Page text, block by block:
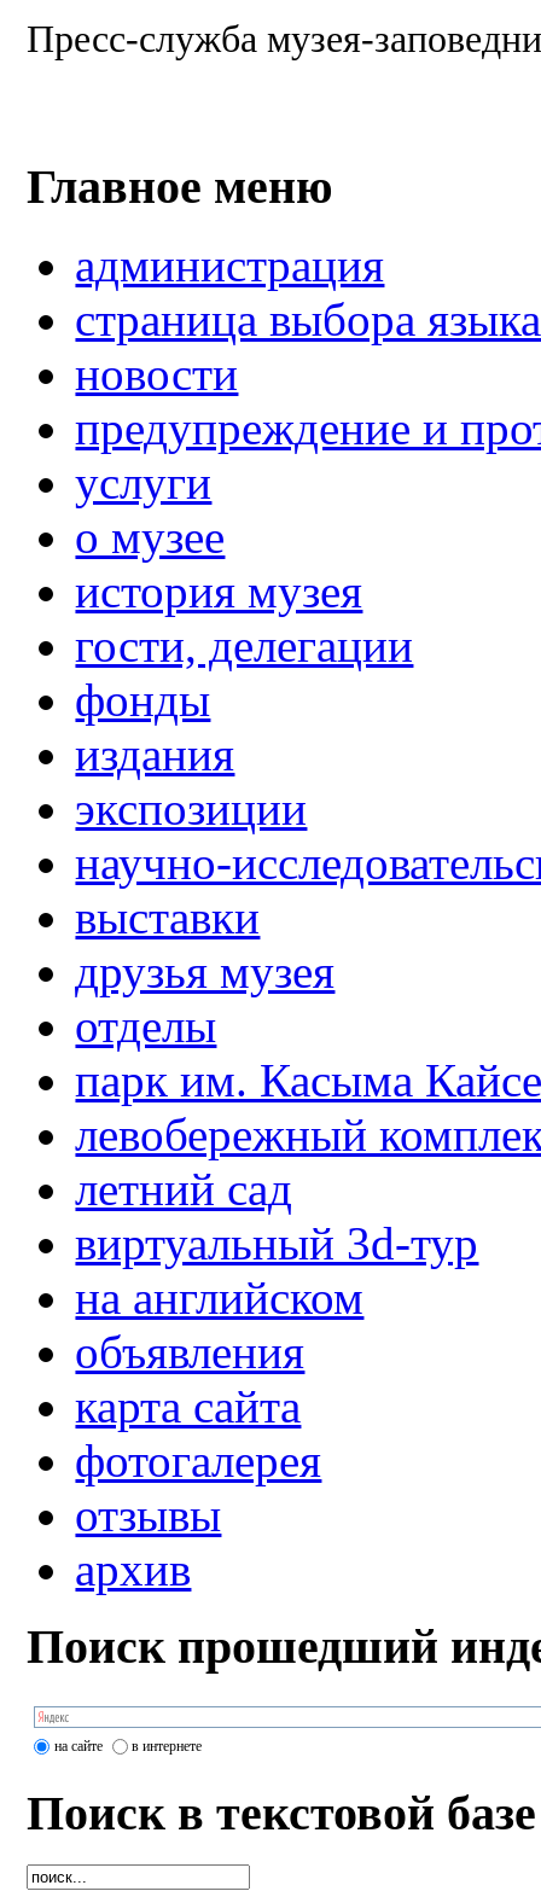
Пресс-служба музея-
Главное меню
администрация
страница выбора языка
новости
предупреждение и
услуги
о музее
история музея
гости, делегации
фонды
издания
экспозиции
научно-
выставки
друзья музея
отделы
парк им. Касыма
левобережный
летний сад
виртуальный 3d-тур
на английском
объявления
карта сайта
фотогалерея
отзывы
архив
Поиск прошедший
на сайте в интернете
Поиск в текстовой базе